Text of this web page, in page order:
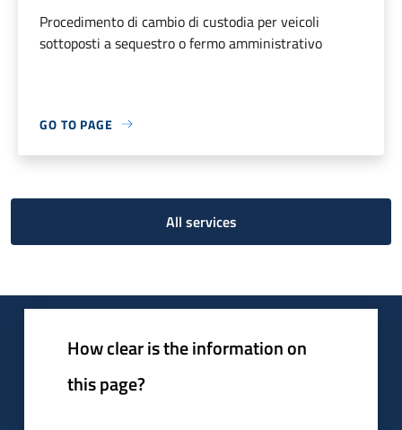
Procedimento di cambio di custodia per veicoli
sottoposti a sequestro o fermo amministrativo
GO TO PAGE
All services
How clear is the information on
this page?